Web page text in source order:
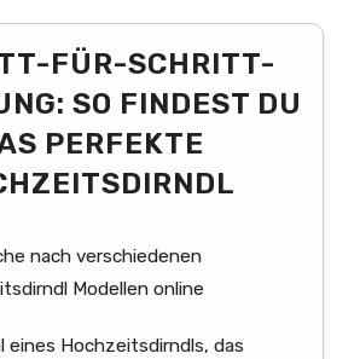
FÜR-SCHRITT-
SO FINDEST DU
PERFEKTE
nach verschiedenen
Modellen online
eines Hochzeitsdirndls, das